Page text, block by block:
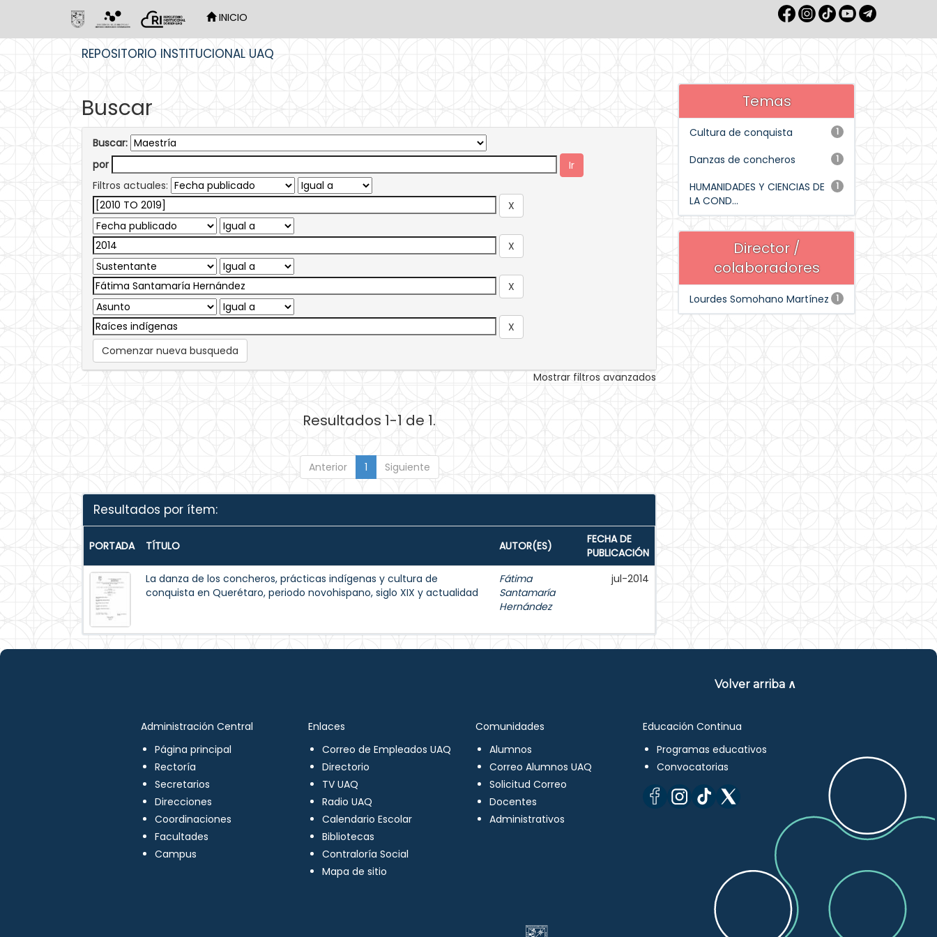
INICIO
REPOSITORIO INSTITUCIONAL UAQ
Buscar
Buscar:
por
Filtros actuales:
Comenzar nueva busqueda
Mostrar filtros avanzados
Resultados 1-1 de 1.
Anterior 1 Siguiente
Resultados por ítem:
PORTADA TÍTULO AUTOR(ES)
FECHA DE
PUBLICACIÓN
La danza de los concheros, prácticas indígenas y cultura de
conquista en Querétaro, periodo novohispano, siglo XIX y actualidad
Fátima
Santamaría
Hernández
jul-2014
Temas
1
Cultura de conquista
1
Danzas de concheros
1
HUMANIDADES Y CIENCIAS DE
LA COND...
Director /
colaboradores
1
Lourdes Somohano Martínez
Volver arriba ∧
Administración Central
Página principal
Rectoría
Secretarios
Direcciones
Coordinaciones
Facultades
Campus
Enlaces
Correo de Empleados UAQ
Directorio
TV UAQ
Radio UAQ
Calendario Escolar
Bibliotecas
Contraloría Social
Mapa de sitio
Comunidades
Alumnos
Correo Alumnos UAQ
Solicitud Correo
Docentes
Administrativos
Educación Continua
Programas educativos
Convocatorias